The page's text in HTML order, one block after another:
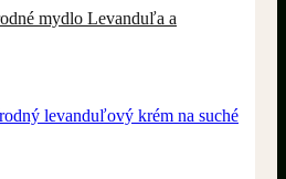
mydlo Levanduľa a